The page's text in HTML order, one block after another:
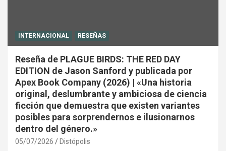
INTERNACIONAL RESEÑAS
Reseña de PLAGUE BIRDS: THE RED DAY
EDITION de Jason Sanford y publicada por
Apex Book Company (2026) | «Una historia
original, deslumbrante y ambiciosa de ciencia
ficción que demuestra que existen variantes
posibles para sorprendernos e ilusionarnos
dentro del género.»
05/07/2026 Distópolis